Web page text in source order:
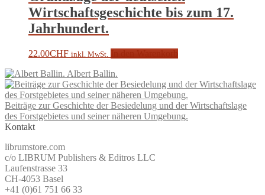
Wirtschaftsgeschichte bis zum 17.
Jahrhundert.
22.00CHF inkl. MwSt.
Albert Ballin.
Beiträge zur Geschichte der Besiedelung und der Wirtschaftslage
des Forstgebietes und seiner näheren Umgebung.
Kontakt
librumstore.com
c/o LIBRUM Publishers & Editros LLC
Laufenstrasse 33
CH-4053 Basel
+41 (0)61 751 66 33